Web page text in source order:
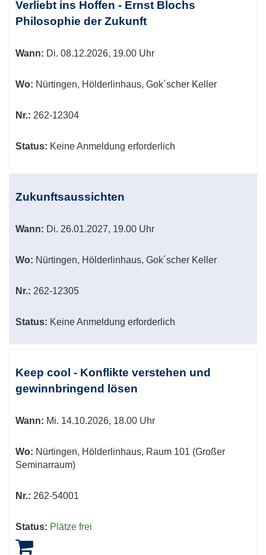
Verliebt ins Hoffen - Ernst Blochs
Philosophie der Zukunft
Wann: Di. 08.12.2026, 19.00 Uhr
Wo: Nürtingen, Hölderlinhaus, Gok´scher Keller
Nr.: 262-12304
Status: Keine Anmeldung erforderlich
Zukunftsaussichten
Wann: Di. 26.01.2027, 19.00 Uhr
Wo: Nürtingen, Hölderlinhaus, Gok´scher Keller
Nr.: 262-12305
Status: Keine Anmeldung erforderlich
Keep cool - Konflikte verstehen und
gewinnbringend lösen
Wann: Mi. 14.10.2026, 18.00 Uhr
Wo: Nürtingen, Hölderlinhaus, Raum 101 (Großer
Seminarraum)
Nr.: 262-54001
Status: Plätze frei